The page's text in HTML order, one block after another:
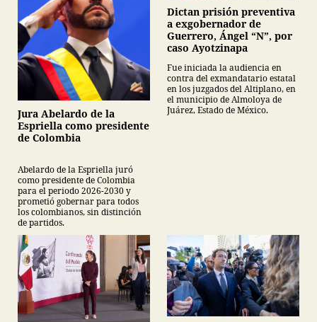
Jura Abelardo de la
Espriella como presidente
de Colombia
Abelardo de la Espriella juró
como presidente de Colombia
para el periodo 2026-2030 y
prometió gobernar para todos
los colombianos, sin distinción
de partidos.
Dictan prisión preventiva
a exgobernador de
Guerrero, Ángel “N”, por
caso Ayotzinapa
Fue iniciada la audiencia en
contra del exmandatario estatal
en los juzgados del Altiplano, en
el municipio de Almoloya de
Juárez, Estado de México.